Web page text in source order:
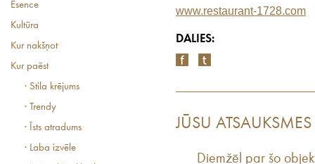
Esence
Kultūra
Kur nakšņot
Kur paēst
· Stila krējums
· Trendy
· Īsts atradums
· Laba izvēle
www.restaurant-1728.com
DALIES:
JŪSU ATSAUKSMES
Diemžēl par šo